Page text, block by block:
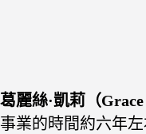
葛麗絲·凱莉（Grace
事業的時間約六年